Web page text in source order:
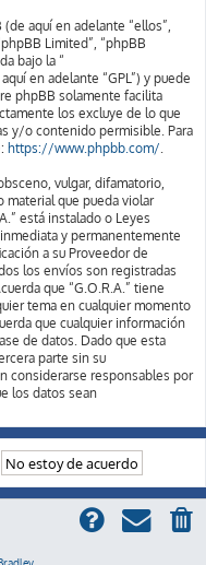
aquí en adelante “ellos”,
Limited”, “phpBB
bajo la “
en adelante “GPL”) y puede
phpBB solamente facilita
los excluye de lo que
y/o contenido permisible. Para
https://www.phpbb.com/
vulgar, difamatorio,
material que pueda violar
está instalado o Leyes
y permanentemente
a su Proveedor de
los envíos son registradas
que “G.O.R.A.” tiene
tema en cualquier momento
que cualquier información
de datos. Dado que esta
parte sin su
considerarse responsables por
los datos sean